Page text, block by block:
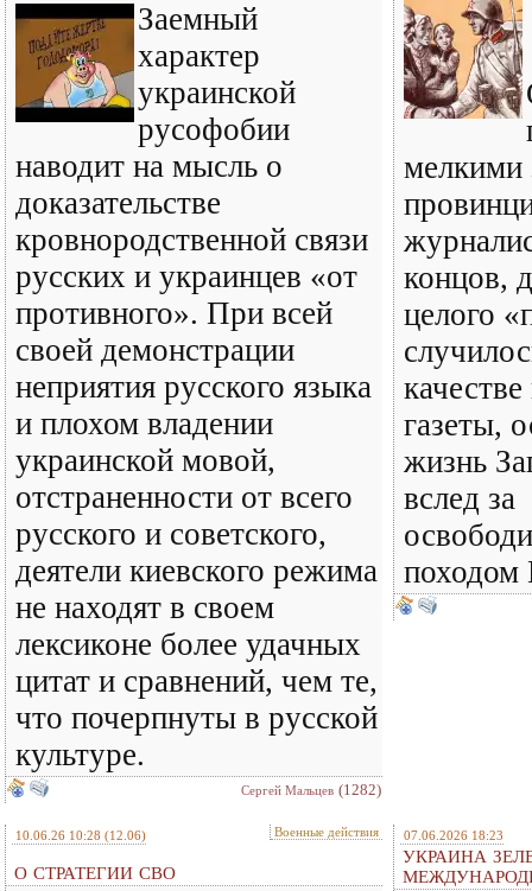
Заемный
характер
украинской
русофобии
наводит на мысль о
доказательстве
кровнородственной связи
русских и украинцев «от
противного». При всей
своей демонстрации
неприятия русского языка
и плохом владении
украинской мовой,
отстраненности от всего
русского и советского,
деятели киевского режима
не находят в своем
лексиконе более удачных
цитат и сравнений, чем те,
что почерпнуты в русской
культуре.
Сергей Мальцев (1282)
мелкими
концов,
целого
газеты,
жизнь
вслед за
10.06.26 10:28 (12.06) Военные действия
О СТРАТЕГИИ СВО
07.06.2026 18:23
УКРАИНА